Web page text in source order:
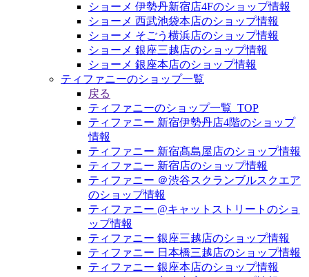
ショーメ 伊勢丹新宿店4Fのショップ情報
ショーメ 西武池袋本店のショップ情報
ショーメ そごう横浜店のショップ情報
ショーメ 銀座三越店のショップ情報
ショーメ 銀座本店のショップ情報
ティファニーのショップ一覧
戻る
ティファニーのショップ一覧_TOP
ティファニー 新宿伊勢丹店4階のショップ
情報
ティファニー 新宿髙島屋店のショップ情報
ティファニー 新宿店のショップ情報
ティファニー ＠渋谷スクランブルスクエア
のショップ情報
ティファニー @キャットストリートのショ
ップ情報
ティファニー 銀座三越店のショップ情報
ティファニー 日本橋三越店のショップ情報
ティファニー 銀座本店のショップ情報